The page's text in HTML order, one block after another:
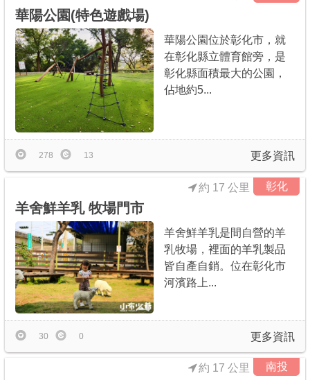
華陽公園(特色遊戲場)
華陽公園位於彰化市，就
在彰化縣立體育館旁，是
彰化縣面積最大的公園，
佔地約5...
更多資訊
278 13
彰化
羊舍鮮羊乳 牧場門市
約 17 公里
羊舍鮮羊乳是間自營的羊
乳牧場，裡面的羊乳製品
皆自產自銷。位在彰化市
河濱路上...
更多資訊
30 0
南投
約 17 公里